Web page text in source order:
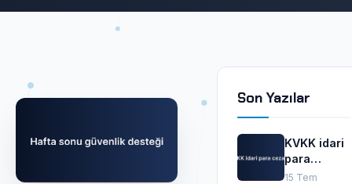
Son Yazılar
KVKK idari
para
cezaları
15 Tem